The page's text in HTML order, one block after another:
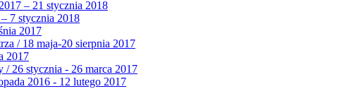
– 21 stycznia 2018
7 stycznia 2018
2017
/ 18 maja-20 sierpnia 2017
2017
/ 26 stycznia - 26 marca 2017
2016 - 12 lutego 2017